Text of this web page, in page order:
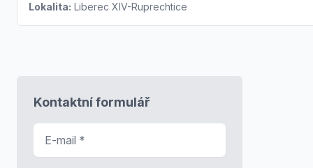
Lokalita: Liberec XIV-Ruprechtice
Kontaktní formulář